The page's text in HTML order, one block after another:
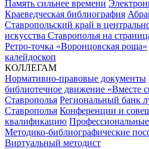
Память сильнее времени
Краеведческая библиография
Ставропольский край в
искусства Ставрополья на
Ретро-точка «Воронцовская роща»
калейдоскоп
КОЛЛЕГАМ
Нормативно-правовые документы
библиотечное движение «Вместе
Ставрополья Региональный банк
Ставрополья Конференции и
квалификацию
Методико-библиографические
Виртуальный методист